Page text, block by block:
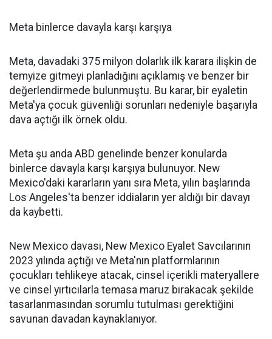
Meta binlerce davayla karşı karşıya
Meta, davadaki 375 milyon dolarlık ilk karara ilişkin de
temyize gitmeyi planladığını açıklamış ve benzer bir
değerlendirmede bulunmuştu. Bu karar, bir eyaletin
Meta'ya çocuk güvenliği sorunları nedeniyle başarıyla
dava açtığı ilk örnek oldu.
Meta şu anda ABD genelinde benzer konularda
binlerce davayla karşı karşıya bulunuyor. New
Mexico'daki kararların yanı sıra Meta, yılın başlarında
Los Angeles'ta benzer iddiaların yer aldığı bir davayı
da kaybetti.
New Mexico davası, New Mexico Eyalet Savcılarının
2023 yılında açtığı ve Meta'nın platformlarının
çocukları tehlikeye atacak, cinsel içerikli materyallere
ve cinsel yırtıcılarla temasa maruz bırakacak şekilde
tasarlanmasından sorumlu tutulması gerektiğini
savunan davadan kaynaklanıyor.